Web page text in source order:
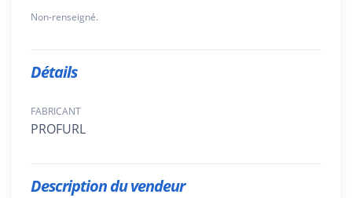
Non-renseigné.
Détails
FABRICANT
PROFURL
Description du vendeur